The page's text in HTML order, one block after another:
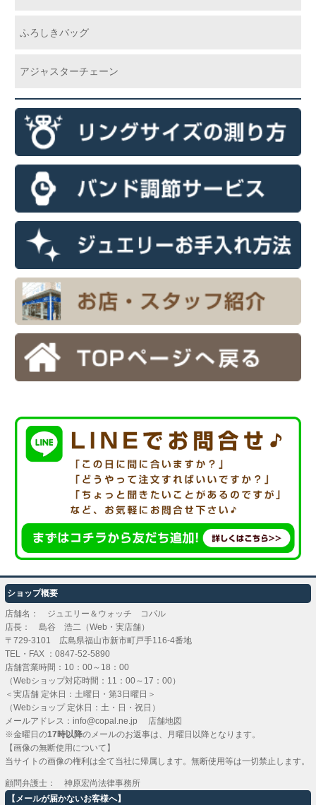
ふろしきバッグ
アジャスターチェーン
ショップ概要
店舗名： ジュエリー＆ウォッチ コパル
店長： 島谷 浩二（Web・実店舗）
〒729-3101 広島県福山市新市町戸手116-4番地
TEL・FAX ： 0847-52-5890
店舗営業時間：10：00～18：00
（Webショップ対応時間：11：00～17：00）
＜実店舗 定休日：土曜日・第3日曜日＞
（Webショップ 定休日：土・日・祝日）
メールアドレス： info@copal.ne.jp
店舗地図
※金曜日の17時以降のメールのお返事は、月曜日以降となります。
【画像の無断使用について】
当サイトの画像の権利は全て当社に帰属します。無断使用等は一切禁止します。
顧問弁護士： 神原宏尚法律事務所
【メールが届かないお客様へ】